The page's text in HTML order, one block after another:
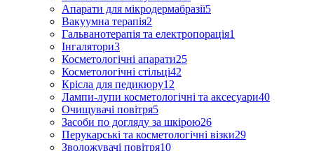
Апарати для мікродермабразії5
Вакуумна терапія2
Гальванотерапія та електропорація1
Інгалятори3
Косметологічні апарати25
Косметологічні стільці42
Крісла для педикюру12
Лампи-лупи косметологічні та аксесуари40
Очищувачі повітря5
Засоби по догляду за шкірою26
Перукарські та косметологічні візки29
Зволожувачі повітря10